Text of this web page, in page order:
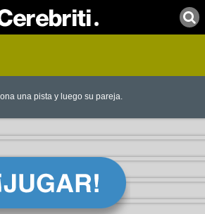
una pista y luego su pareja.